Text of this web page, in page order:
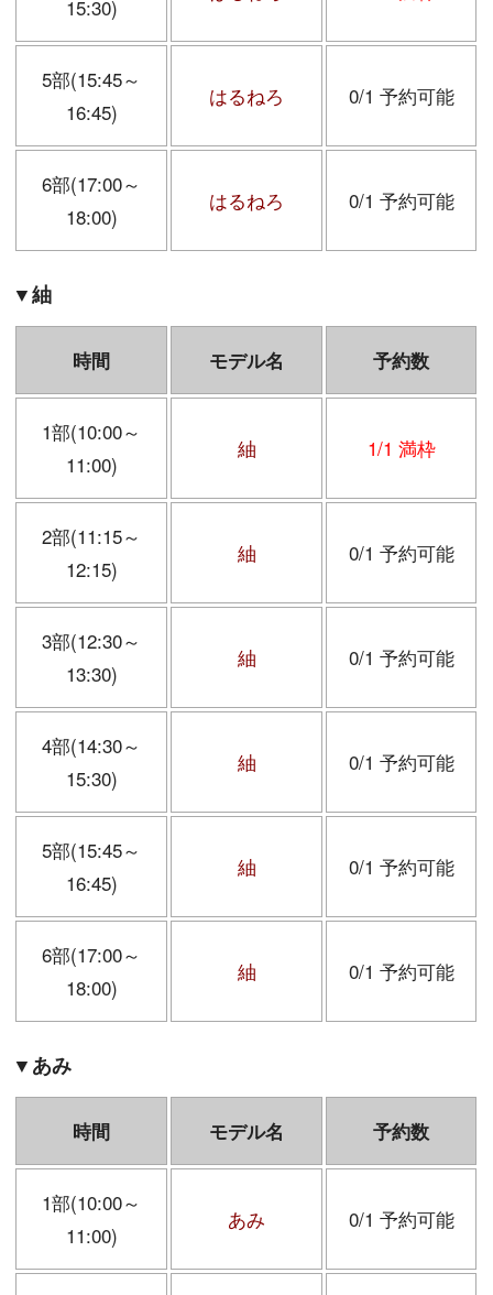
15:30)
5部(15:45～
16:45)
はるねろ 0/1 予約可能
6部(17:00～
18:00)
はるねろ 0/1 予約可能
▼紬
時間 モデル名 予約数
1部(10:00～
11:00)
紬 1/1 満枠
2部(11:15～
12:15)
紬 0/1 予約可能
3部(12:30～
13:30)
紬 0/1 予約可能
4部(14:30～
15:30)
紬 0/1 予約可能
5部(15:45～
16:45)
紬 0/1 予約可能
6部(17:00～
18:00)
紬 0/1 予約可能
▼あみ
時間 モデル名 予約数
1部(10:00～
11:00)
あみ 0/1 予約可能